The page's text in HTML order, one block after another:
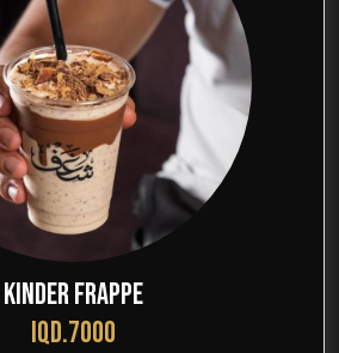
KINDER FRAPPE
IQD.7000